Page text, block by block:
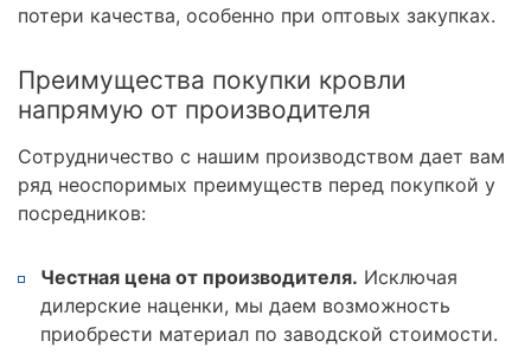
потери качества, особенно при оптовых закупках.
Преимущества покупки кровли
напрямую от производителя
Сотрудничество с нашим производством дает вам
ряд неоспоримых преимуществ перед покупкой у
посредников:
Честная цена от производителя. Исключая
дилерские наценки, мы даем возможность
приобрести материал по заводской стоимости.